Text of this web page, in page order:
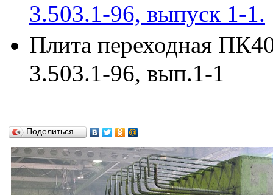
3.503.1-96, выпуск 1-1.
Плита переходная
3.503.1-96, вып.1-1
Поделиться…